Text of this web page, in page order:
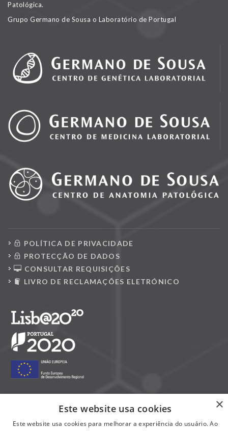
Patológica.
Grupo Germano de Sousa o Laboratório de Portugal
POLÍTICA DE PRIVACIDADE
PROTECÇÃO DE DADOS
CONSULTAR REQUISIÇÕES
LIVRO DE RECLAMAÇÕES ELETRÓNICO
×
Este website usa cookies
Este website usa cookies para melhorar a experiência do usuário. Ao